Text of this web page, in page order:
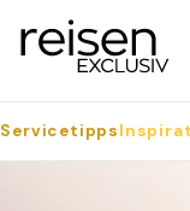
Servicetipps